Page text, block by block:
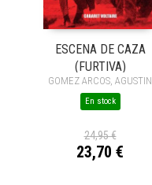
ESCENA DE CAZA
(FURTIVA)
GOMEZ ARCOS, AGUSTIN
En stock
24,95 €
23,70 €